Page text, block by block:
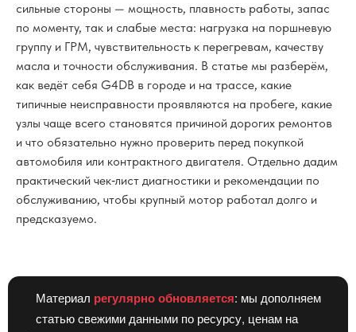
сильные стороны — мощность, плавность работы, запас
по моменту, так и слабые места: нагрузка на поршневую
группу и ГРМ, чувствительность к перегревам, качеству
масла и точности обслуживания. В статье мы разберём,
как ведёт себя G4DB в городе и на трассе, какие
типичные неисправности проявляются на пробеге, какие
узлы чаще всего становятся причиной дорогих ремонтов
и что обязательно нужно проверить перед покупкой
автомобиля или контрактного двигателя. Отдельно дадим
практический чек‑лист диагностики и рекомендации по
обслуживанию, чтобы крупный мотор работал долго и
предсказуемо.
Материал регулярно обновляется: мы дополняем
статью свежими данными по ресурсу, ценам на